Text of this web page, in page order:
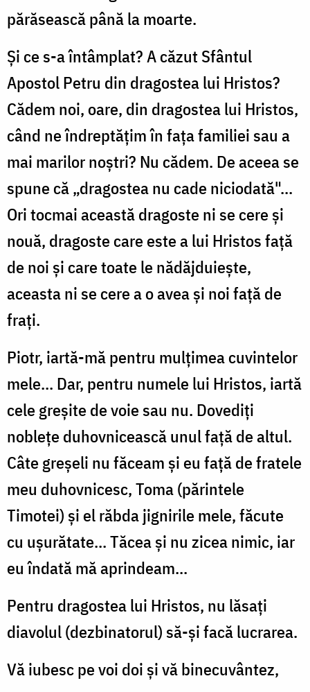
părăsească până la moarte.
Şi ce s-a întâmplat? A căzut Sfântul
Apostol Petru din dragostea lui Hristos?
Cădem noi, oare, din dragostea lui Hristos,
când ne îndreptăţim în faţa familiei sau a
mai marilor noştri? Nu cădem. De aceea se
spune că „dragostea nu cade niciodată"...
Ori tocmai această dragoste ni se cere şi
nouă, dragoste care este a lui Hristos faţă
de noi şi care toate le nădăjduieşte,
aceasta ni se cere a o avea şi noi faţă de
fraţi.
Piotr, iartă-mă pentru mulţimea cuvintelor
mele... Dar, pentru numele lui Hristos, iartă
cele greşite de voie sau nu. Dovediţi
nobleţe duhovnicească unul faţă de altul.
Câte greşeli nu făceam şi eu faţă de fratele
meu duhovnicesc, Toma (părintele
Timotei) şi el răbda jignirile mele, făcute
cu uşurătate... Tăcea şi nu zicea nimic, iar
eu îndată mă aprindeam...
Pentru dragostea lui Hristos, nu lăsaţi
diavolul (dezbinatorul) să-şi facă lucrarea.
Vă iubesc pe voi doi şi vă binecuvântez,